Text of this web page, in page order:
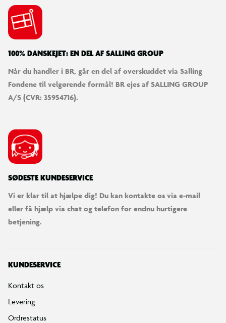
100% DANSKEJET: EN DEL AF SALLING GROUP
Når du handler i BR, går en del af overskuddet via Salling
Fondene til velgørende formål! BR ejes af SALLING GROUP
A/S (CVR: 35954716).
SØDESTE KUNDESERVICE
Vi er klar til at hjælpe dig! Du kan kontakte os via e-mail
eller få hjælp via chat og telefon for endnu hurtigere
betjening.
KUNDESERVICE
Kontakt os
Levering
Ordrestatus